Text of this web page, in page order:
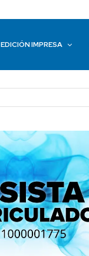
EDICIÓN IMPRESA